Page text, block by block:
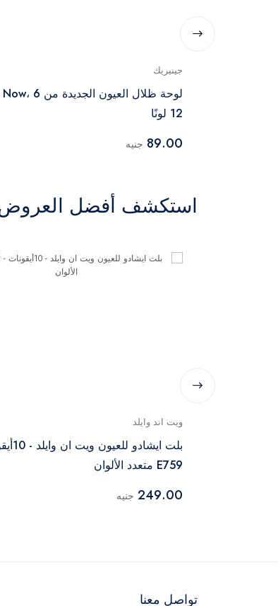
جينيريك
12 لونًا
89.00 جنيه
استكشف أفضل العروض
ويت اند وايلد
بلت ايشادو
E759 متعدد الألوان
249.00 جنيه
تواصل معنا